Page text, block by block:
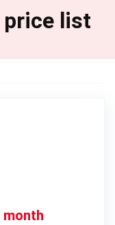
price list
month